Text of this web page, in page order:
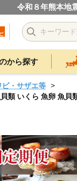
令和８年熊本地
から探す
・サザエ等
いくら 魚卵 魚貝